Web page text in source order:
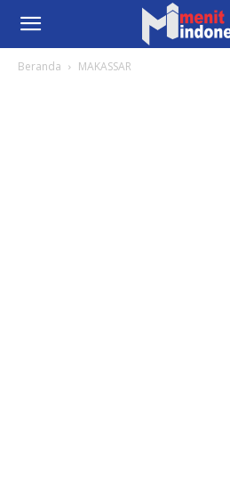
Beranda MAKASSAR